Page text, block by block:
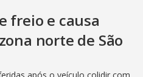
freio e causa
norte de São